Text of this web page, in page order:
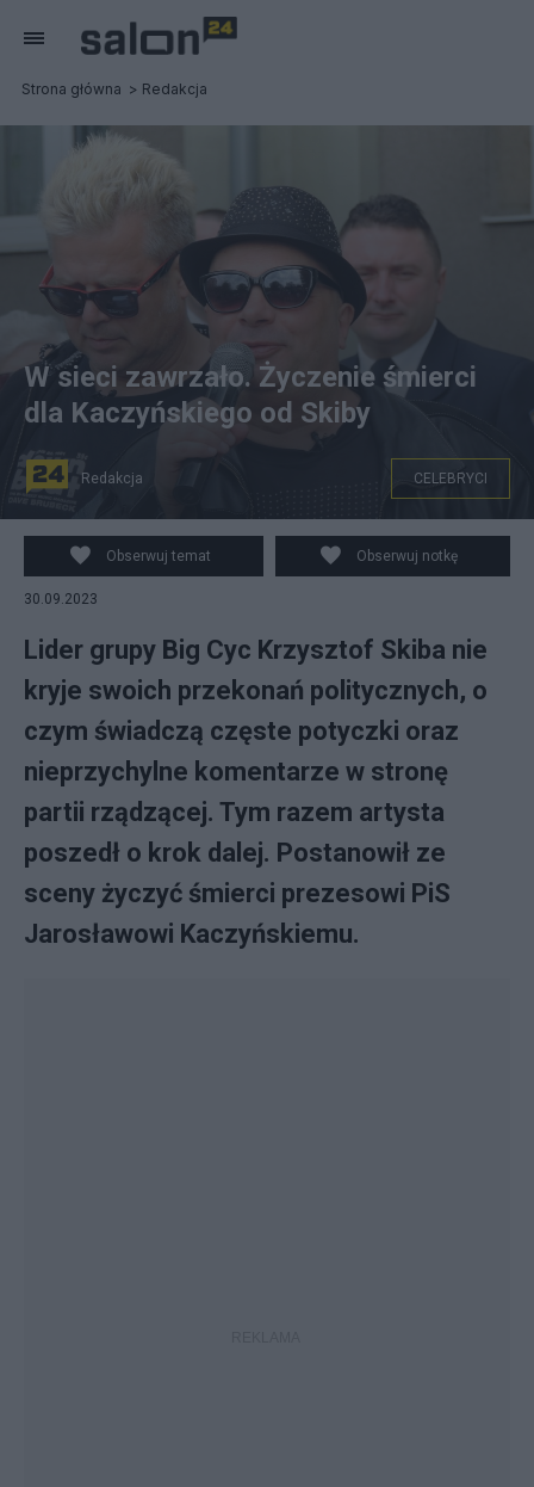
Strona główna Redakcja
Krzysztof Skiba. Fot. commons.wikimedia.org
W sieci zawrzało. Życzenie śmierci
dla Kaczyńskiego od Skiby
Redakcja CELEBRYCI
Obserwuj temat Obserwuj notkę
30.09.2023
Lider grupy Big Cyc Krzysztof Skiba nie
kryje swoich przekonań politycznych, o
czym świadczą częste potyczki oraz
nieprzychylne komentarze w stronę
partii rządzącej. Tym razem artysta
poszedł o krok dalej. Postanowił ze
sceny życzyć śmierci prezesowi PiS
Jarosławowi Kaczyńskiemu.